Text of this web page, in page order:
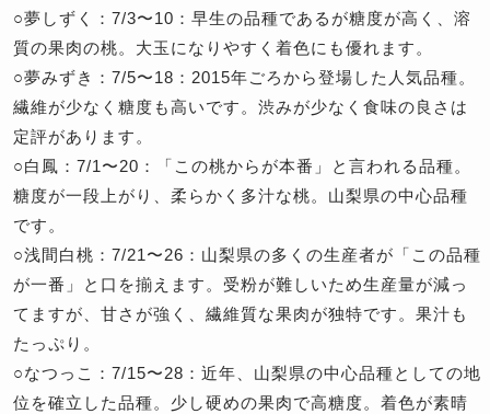
○夢しずく：7/3〜10：早生の品種であるが糖度が高く、溶
質の果肉の桃。大玉になりやすく着色にも優れます。
○夢みずき：7/5〜18：2015年ごろから登場した人気品種。
繊維が少なく糖度も高いです。渋みが少なく食味の良さは
定評があります。
○白鳳：7/1〜20：「この桃からが本番」と言われる品種。
糖度が一段上がり、柔らかく多汁な桃。山梨県の中心品種
です。
○浅間白桃：7/21〜26：山梨県の多くの生産者が「この品種
が一番」と口を揃えます。受粉が難しいため生産量が減っ
てますが、甘さが強く、繊維質な果肉が独特です。果汁も
たっぷり。
○なつっこ：7/15〜28：近年、山梨県の中心品種としての地
位を確立した品種。少し硬めの果肉で高糖度。着色が素晴